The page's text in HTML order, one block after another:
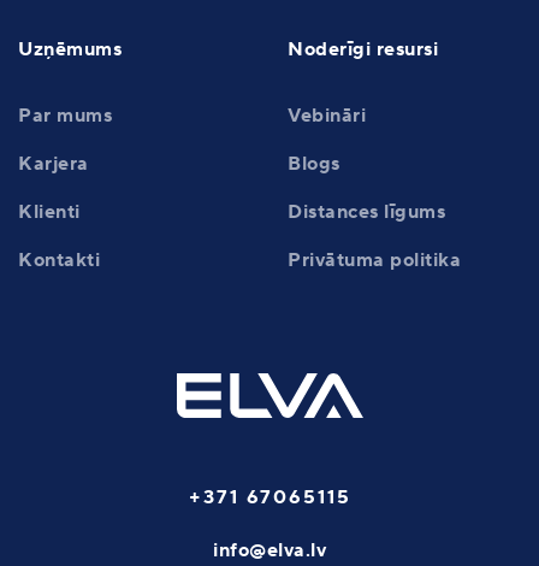
Uzņēmums
Par mums
Karjera
Klienti
Kontakti
Noderīgi resursi
Vebināri
Blogs
Distances līgums
Privātuma politika
+371 67065115
info@elva.lv